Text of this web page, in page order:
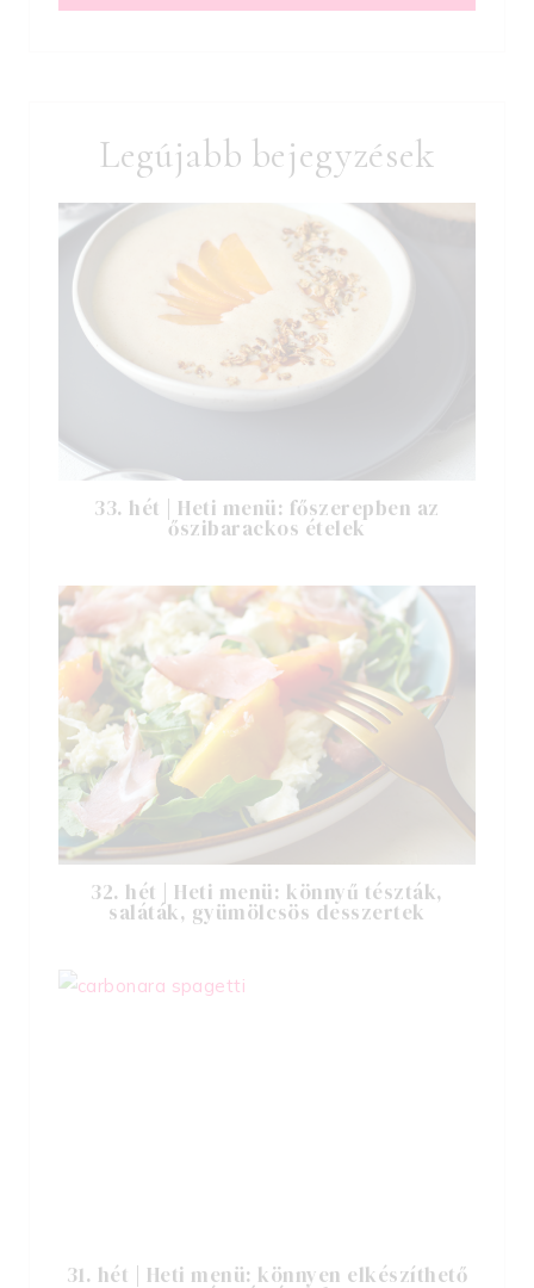
Legújabb bejegyzések
33. hét | Heti menü: főszerepben az
őszibarackos ételek
32. hét | Heti menü: könnyű tészták,
saláták, gyümölcsös desszertek
31. hét | Heti menü: könnyen elkészíthető